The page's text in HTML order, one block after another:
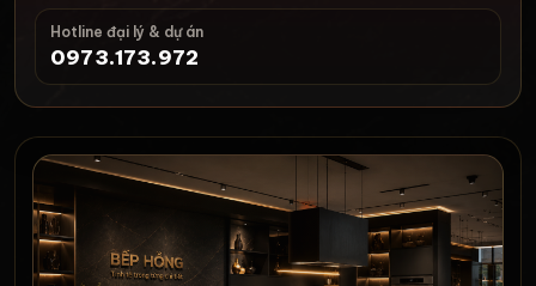
Hotline đại lý & dự án
0973.173.972